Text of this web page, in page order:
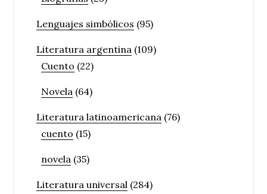
Lenguajes simbólicos (95)
Literatura argentina (109)
Cuento (22)
Novela (64)
Literatura latinoamericana (76)
cuento (15)
novela (35)
Literatura universal (284)